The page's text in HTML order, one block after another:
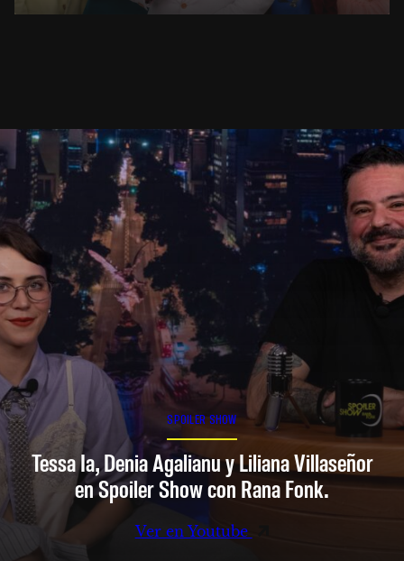
SPOILER SHOW
Tessa Ia, Denia Agalianu y Liliana Villaseñor
en Spoiler Show con Rana Fonk.
Ver en Youtube